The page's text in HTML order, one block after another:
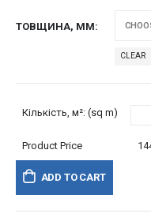
ТОВЩИНА, ММ
CLEAR
Кількість, м²: (sq m)
Product Price
ADD TO CART